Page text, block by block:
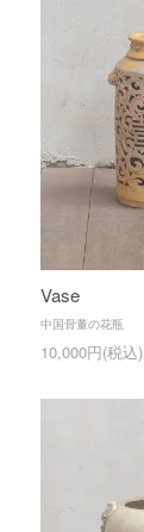
Vase
中国骨董の花瓶
10,000円(税込)